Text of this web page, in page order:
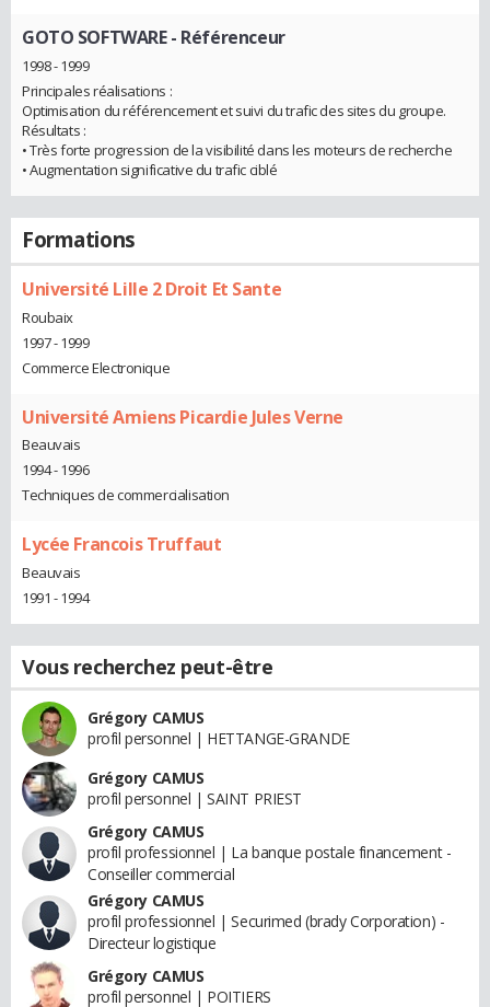
GOTO SOFTWARE- Référenceur
1998 - 1999
Principales réalisations :
Optimisation du référencement et suivi du trafic des sites du groupe.
Résultats :
• Très forte progression de la visibilité dans les moteurs de recherche
• Augmentation significative du trafic ciblé
Formations
Université Lille 2 Droit Et Sante
Roubaix
1997 - 1999
Commerce Electronique
Université Amiens Picardie Jules Verne
Beauvais
1994 - 1996
Techniques de commercialisation
Lycée Francois Truffaut
Beauvais
1991 - 1994
Vous recherchez peut-être
Grégory CAMUS
profil personnel | HETTANGE-GRANDE
Grégory CAMUS
profil personnel | SAINT PRIEST
Grégory CAMUS
profil professionnel | La banque postale financement -
Conseiller commercial
Grégory CAMUS
profil professionnel | Securimed (brady Corporation) -
Directeur logistique
Grégory CAMUS
profil personnel | POITIERS